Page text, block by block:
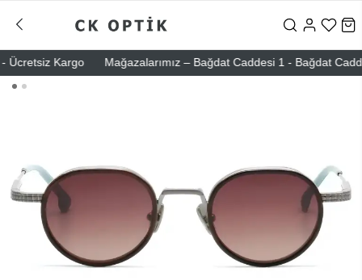
Kargo Mağazalarımız – Bağdat Caddesi 1 - Bağdat